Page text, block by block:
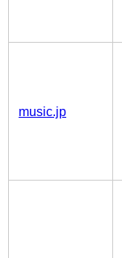
music.jp